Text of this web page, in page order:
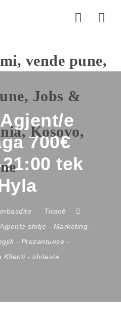
e
700€
tek
Tiranë
Agjente shitje - Marketing -
- Prezantuese -
Klienti- shites/e